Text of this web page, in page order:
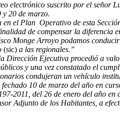
electrónico suscrito por el señor
20 de marzo.
el Plan Operativo de esta
de compensar la diferencia
Monge Arroyo podamos
(sic) a las regionales.”
Dirección Ejecutiva procedió a
y una vez constatado el
condujeran un vehículo
10 de marzo del año en
2011, del 26 de enero del año
Adjunto de los Habitantes, a